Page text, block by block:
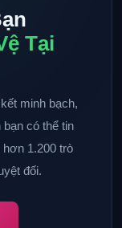
Tại
minh bạch,
có thể tin
1.200 trò
đối.